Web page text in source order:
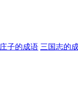
庄子的成语 三国志的